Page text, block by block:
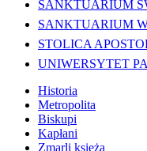
SANKTUARIUM
SANKTUARIUM
STOLICA
UNIWERSYTET
Historia
Metropolita
Biskupi
Kapłani
Zmarli księża